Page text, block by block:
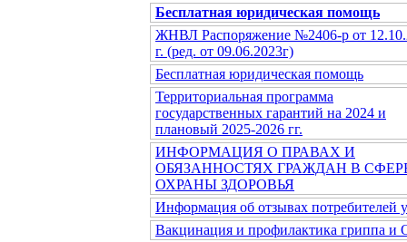
Бесплатная юридическая помощь
ЖНВЛ Распоряжение №2406-р от
г. (ред. от 09.06.2023г)
Бесплатная юридическая помощь
Территориальная программа
государственных гарантий на 2024 и
плановый 2025-2026 гг.
ИНФОРМАЦИЯ О ПРАВАХ И
ОБЯЗАННОСТЯХ ГРАЖДАН В
ОХРАНЫ ЗДОРОВЬЯ
Информация об отзывах потребителей
Вакцинация и профилактика гриппа